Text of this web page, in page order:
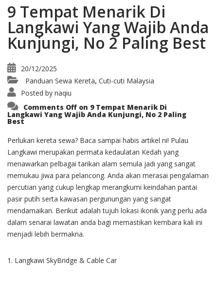
9 Tempat Menarik Di
Langkawi Yang Wajib Anda
Kunjungi, No 2 Paling Best
20/12/2025
Panduan Sewa Kereta Cuti-cuti Malaysia
Posted by naqiu
Comments Off on 9 Tempat Menarik Di
Langkawi Yang Wajib Anda Kunjungi, No 2 Paling
Best
Perlukan kereta sewa? Baca sampai habis artikel ni! Pulau
Langkawi merupakan permata kedaulatan Kedah yang
menawarkan pelbagai tarikan alam semula jadi yang sangat
memukau jiwa para pelancong. Anda akan merasai pengalaman
percutian yang cukup lengkap merangkumi keindahan pantai
pasir putih serta kawasan pergunungan yang sangat
mendamaikan. Berikut adalah tujuh lokasi ikonik yang perlu ada
dalam senarai lawatan anda bagi memastikan kembara kali ini
menjadi lebih bermakna.
1. Langkawi SkyBridge & Cable Car